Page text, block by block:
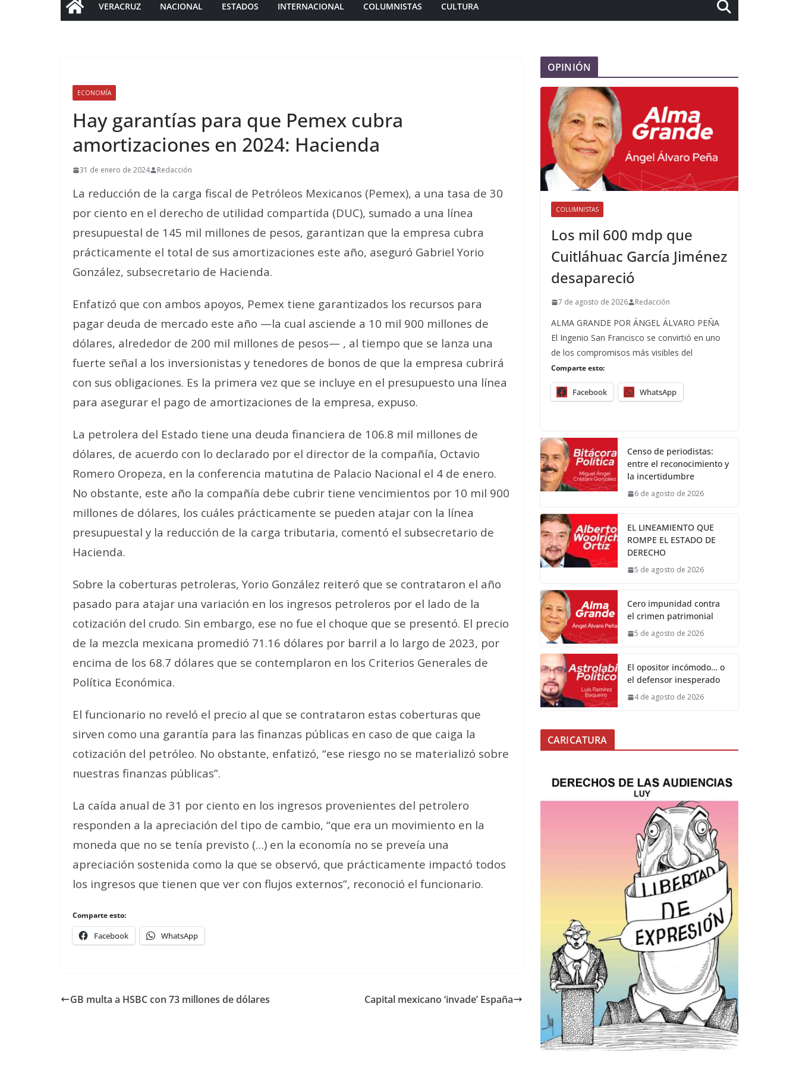
VERACRUZ NACIONAL ESTADOS INTERNACIONAL COLUMNISTAS CULTURA
ECONOMÍA
Hay garantías para que Pemex cubra
amortizaciones en 2024: Hacienda
31 de enero de 2024 Redacción
La reducción de la carga fiscal de Petróleos Mexicanos (Pemex), a una tasa de 30
por ciento en el derecho de utilidad compartida (DUC), sumado a una línea
presupuestal de 145 mil millones de pesos, garantizan que la empresa cubra
prácticamente el total de sus amortizaciones este año, aseguró Gabriel Yorio
González, subsecretario de Hacienda.
Enfatizó que con ambos apoyos, Pemex tiene garantizados los recursos para
pagar deuda de mercado este año —la cual asciende a 10 mil 900 millones de
dólares, alrededor de 200 mil millones de pesos— , al tiempo que se lanza una
fuerte señal a los inversionistas y tenedores de bonos de que la empresa cubrirá
con sus obligaciones. Es la primera vez que se incluye en el presupuesto una línea
para asegurar el pago de amortizaciones de la empresa, expuso.
La petrolera del Estado tiene una deuda financiera de 106.8 mil millones de
dólares, de acuerdo con lo declarado por el director de la compañía, Octavio
Romero Oropeza, en la conferencia matutina de Palacio Nacional el 4 de enero.
No obstante, este año la compañía debe cubrir tiene vencimientos por 10 mil 900
millones de dólares, los cuáles prácticamente se pueden atajar con la línea
presupuestal y la reducción de la carga tributaria, comentó el subsecretario de
Hacienda.
Sobre la coberturas petroleras, Yorio González reiteró que se contrataron el año
pasado para atajar una variación en los ingresos petroleros por el lado de la
cotización del crudo. Sin embargo, ese no fue el choque que se presentó. El precio
de la mezcla mexicana promedió 71.16 dólares por barril a lo largo de 2023, por
encima de los 68.7 dólares que se contemplaron en los Criterios Generales de
Política Económica.
El funcionario no reveló el precio al que se contrataron estas coberturas que
sirven como una garantía para las finanzas públicas en caso de que caiga la
cotización del petróleo. No obstante, enfatizó, “ese riesgo no se materializó sobre
nuestras finanzas públicas”.
La caída anual de 31 por ciento en los ingresos provenientes del petrolero
responden a la apreciación del tipo de cambio, “que era un movimiento en la
moneda que no se tenía previsto (…) en la economía no se preveía una
apreciación sostenida como la que se observó, que prácticamente impactó todos
los ingresos que tienen que ver con flujos externos”, reconoció el funcionario.
Comparte esto:
Facebook WhatsApp
GB multa a HSBC con 73 millones de dólares Capital mexicano ‘invade’ España
OPINIÓN
COLUMNISTAS
Los mil 600 mdp que
Cuitláhuac García Jiménez
desapareció
7 de agosto de 2026 Redacción
ALMA GRANDE POR ÁNGEL ÁLVARO PEÑA
El Ingenio San Francisco se convirtió en uno
de los compromisos más visibles del
Comparte esto:
Facebook WhatsApp
Censo de periodistas:
entre el reconocimiento y
la incertidumbre
6 de agosto de 2026
EL LINEAMIENTO QUE
ROMPE EL ESTADO DE
DERECHO
5 de agosto de 2026
Cero impunidad contra
el crimen patrimonial
5 de agosto de 2026
El opositor incómodo… o
el defensor inesperado
4 de agosto de 2026
CARICATURA